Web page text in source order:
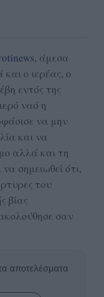
άμεσα
ο ιερέας, ο
εντός της
ναό η
να μην
και να
αλλά και τη
σημειωθεί ότι,
του
βίας
σαν
αποτελέσματα